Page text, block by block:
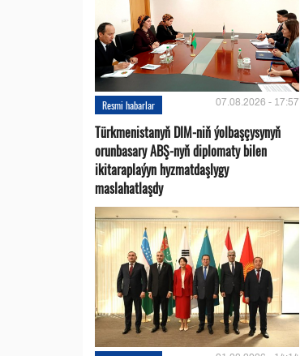
Resmi habarlar 07.08.2026 - 17:57
Türkmenistanyň DIM-niň ýolbaşçysynyň
orunbasary ABŞ-nyň diplomaty bilen
ikitaraplaýyn hyzmatdaşlygy
maslahatlaşdy